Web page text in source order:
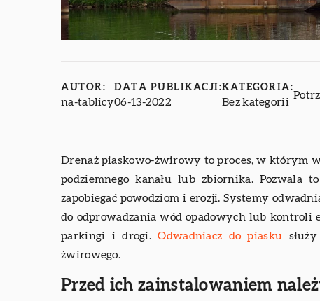
AUTOR:
na-tablicy
DATA PUBLIKACJI:
06-13-2022
KATEGORIA:
Bez kategorii
Drenaż piaskowo-żwirowy to proces, w którym
podziemnego kanału lub zbiornika. Pozwala
zapobiegać powodziom i erozji. Systemy
do odprowadzania wód opadowych lub kontroli
parkingi i drogi.Odwadniacz do piasku
żwirowego.
Przed ich zainstalowaniem